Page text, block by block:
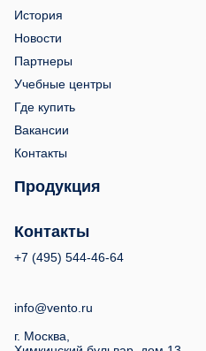
История
Новости
Партнеры
Учебные центры
Где купить
Вакансии
Контакты
Продукция
Контакты
+7 (495) 544-46-64
info@vento.ru
г. Москва,